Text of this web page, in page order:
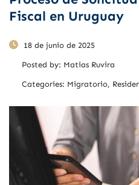
Fiscal en Uruguay
18 de junio de 2025
Posted by: Matias Ruvira
Categories: Migratorio,